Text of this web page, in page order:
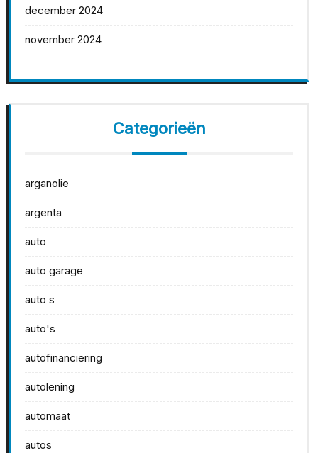
december 2024
november 2024
Categorieën
arganolie
argenta
auto
auto garage
auto s
auto's
autofinanciering
autolening
automaat
autos